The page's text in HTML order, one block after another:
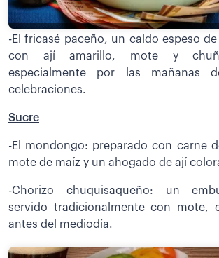
-El fricasé paceño, un caldo espeso
con ají amarillo, mote y
especialmente por las mañanas
celebraciones.
Sucre
-El mondongo: preparado con carne
mote de maíz y un ahogado de ají
-Chorizo chuquisaqueño: un
servido tradicionalmente con mote,
antes del mediodía.